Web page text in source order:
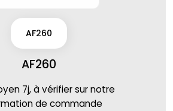
AF260
AF260
7j, à vérifier sur notre
de commande